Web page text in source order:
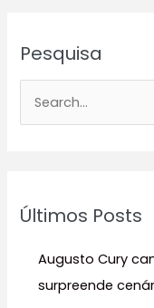
Pesquisa
iÚltimos Posts
Augusto Cury
surpreende